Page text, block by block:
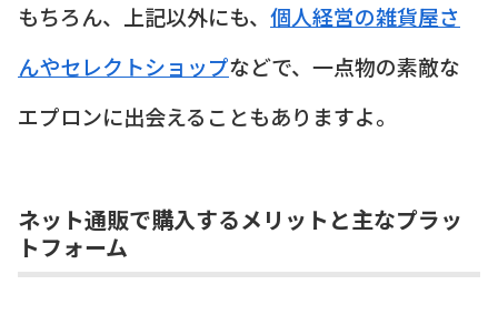
もちろん、上記以外にも、 個人経営の雑貨屋さ
んやセレクトショップなどで、一点物の素敵な
エプロンに出会えることもありますよ。
ネット通販で購入するメリットと主なプラッ
トフォーム